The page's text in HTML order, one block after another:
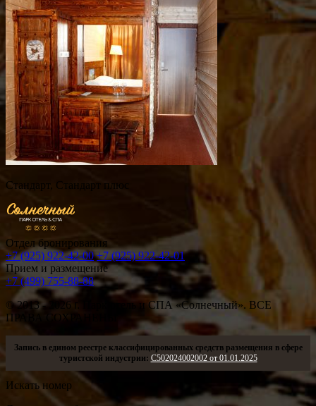
Стандарт, Стандарт плюс
Отдел бронирования
+7 (925) 922-42-00 +7 (925) 922-42-01
Прием и размещение
+7 (499) 755-88-88
© 2013 - 2026 г.
Парк отель и СПА «Солнечный». ВСЕ
ПРАВА СОХРАНЕНЫ
Запись в едином реестре классифицированных средств размещения в сфере
туристской индустрии: С502024002002 от 01.01.2025
Искать номер